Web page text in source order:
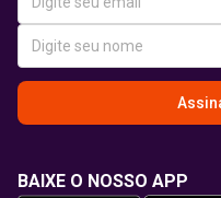
BAIXE O NOSSO APP